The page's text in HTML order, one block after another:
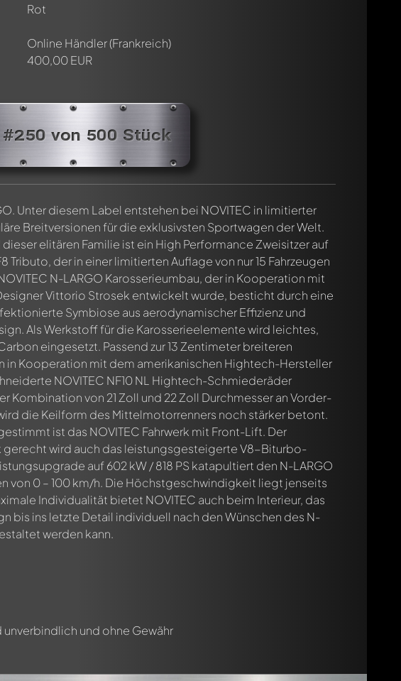
Rot
Online Händler (Frankreich)
400,00 EUR
von 500 Stück
Unter diesem Label entstehen bei NOVITEC in limitierter
Breitversionen für die exklusivsten Sportwagen der Welt.
elitären Familie ist ein High Performance Zweisitzer auf
Tributo, der in einer limitierten Auflage von nur 15 Fahrzeugen
N-LARGO Karosserieumbau, der in Kooperation mit
Vittorio Strosek entwickelt wurde, besticht durch eine
Symbiose aus aerodynamischer Effizienz und
Als Werkstoff für die Karosserieelemente wird leichtes,
eingesetzt. Passend zur 13 Zentimeter breiteren
in Kooperation mit dem amerikanischen Hightech-Hersteller
NOVITEC NF10 NL Hightech-Schmiederäder
Kombination von 21 Zoll und 22 Zoll Durchmesser an Vorder-
die Keilform des Mittelmotorrenners noch stärker betont.
ist das NOVITEC Fahrwerk mit Front-Lift. Der
wird auch das leistungsgesteigerte V8-Biturbo-
auf 602 kW / 818 PS katapultiert den N-LARGO
von 0 – 100 km/h. Die Höchstgeschwindigkeit liegt jenseits
Individualität bietet NOVITEC auch beim Interieur, das
bis ins letzte Detail individuell nach den Wünschen des N-
werden kann.
unverbindlich und ohne Gewähr
wie ein Chat.
in deiner Nachricht. Sie werden dann automatisch darüber informiert.